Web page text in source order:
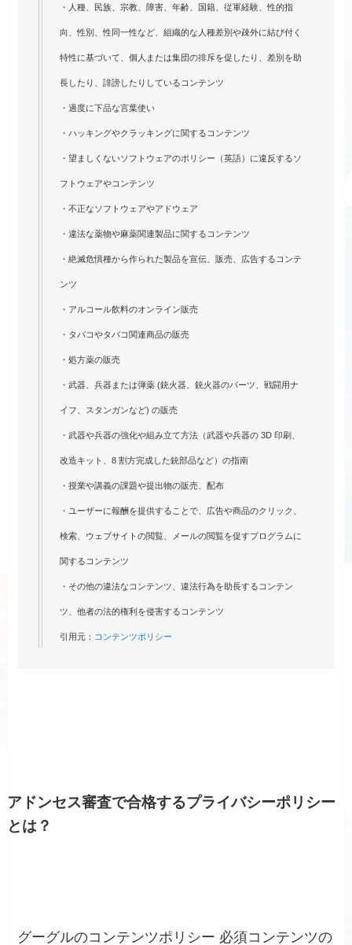
・人種、民族、宗教、障害、年齢、国籍、従軍経験、性的指
向、性別、性同一性など、組織的な人種差別や疎外に結び付く
特性に基づいて、個人または集団の排斥を促したり、差別を助
長したり、誹謗したりしているコンテンツ
・過度に下品な言葉使い
・ハッキングやクラッキングに関するコンテンツ
・望ましくないソフトウェアのポリシー（英語）に違反するソ
フトウェアやコンテンツ
・不正なソフトウェアやアドウェア
・違法な薬物や麻薬関連製品に関するコンテンツ
・絶滅危惧種から作られた製品を宣伝、販売、広告するコンテ
ンツ
・アルコール飲料のオンライン販売
・タバコやタバコ関連商品の販売
・処方薬の販売
・武器、兵器または弾薬 (銃火器、銃火器のパーツ、戦闘用ナ
イフ、スタンガンなど) の販売
・武器や兵器の強化や組み立て方法（武器や兵器の 3D 印刷、
改造キット、8 割方完成した銃部品など）の指南
・授業や講義の課題や提出物の販売、配布
・ユーザーに報酬を提供することで、広告や商品のクリック、
検索、ウェブサイトの閲覧、メールの閲覧を促すプログラムに
関するコンテンツ
・その他の違法なコンテンツ、違法行為を助長するコンテン
ツ、他者の法的権利を侵害するコンテンツ
引用元： コンテンツポリシー
アドンセス審査で合格するプライバシーポリシー
とは？
グーグルのコンテンツポリシー 必須コンテンツの